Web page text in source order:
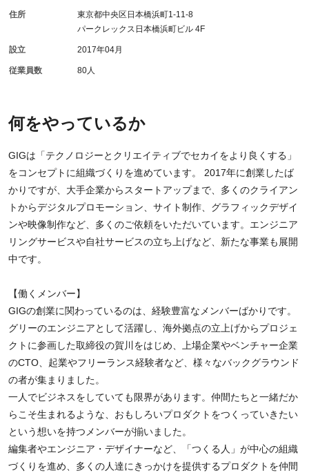
何をやっているか
GIGは「テクノロジーとクリエイティブでセカイをより良くする」
をコンセプトに組織づくりを進めています。 2017年に創業したば
かりですが、大手企業からスタートアップまで、多くのクライアン
トからデジタルプロモーション、サイト制作、グラフィックデザイ
ンや映像制作など、多くのご依頼をいただいています。エンジニア
リングサービスや自社サービスの立ち上げなど、新たな事業も展開
中です。
【働くメンバー】
GIGの創業に関わっているのは、経験豊富なメンバーばかりです。
グリーのエンジニアとして活躍し、海外拠点の立上げからプロジェ
クトに参画した取締役の賀川をはじめ、上場企業やベンチャー企業
のCTO、起業やフリーランス経験者など、様々なバックグラウンド
の者が集まりました。
一人でビジネスをしていても限界があります。仲間たちと一緒だか
らこそ生まれるような、おもしろいプロダクトをつくっていきたい
という想いを持つメンバーが揃いました。
編集者やエンジニア・デザイナーなど、「つくる人」が中心の組織
づくりを進め、多くの人達にきっかけを提供するプロダクトを仲間
住所
東京都中央区日本橋浜町1-11-8
パークレックス日本橋浜町ビル 4F
設立 2017年04月
従業員数 80人